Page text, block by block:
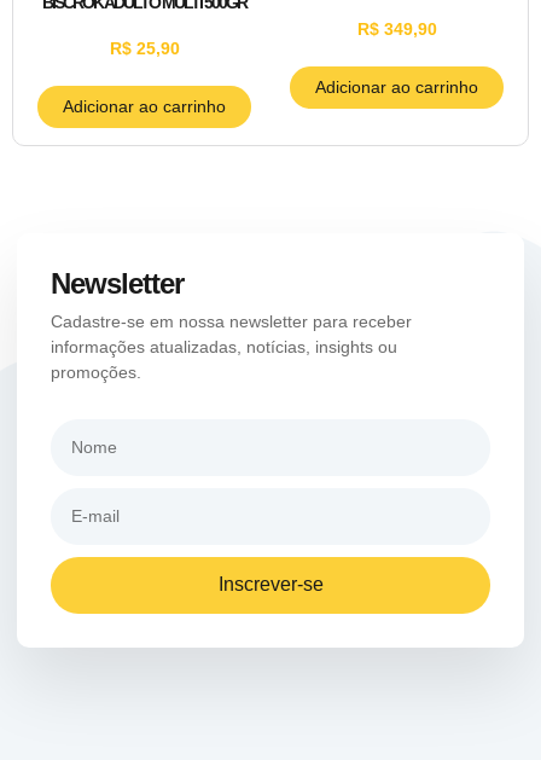
R$25,90
Adicionar ao carrinho
R$349,90
Adicionar ao carrinho
Newsletter
Cadastre-se em nossa newsletter para receber
informações atualizadas, notícias, insights ou
promoções.
Inscrever-se